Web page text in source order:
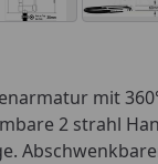
mit
2 strahl